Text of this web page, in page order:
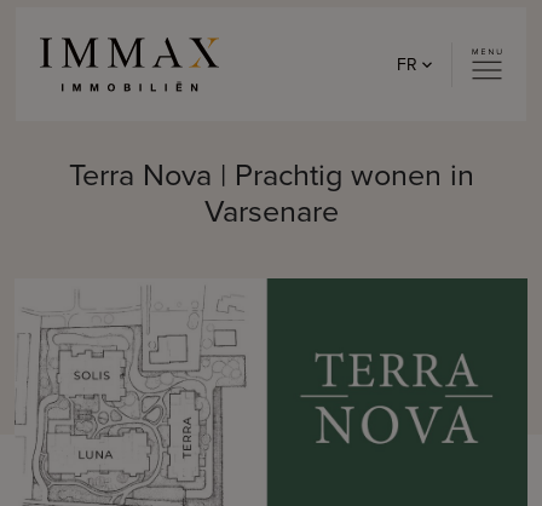
FR
Terra Nova | Prachtig wonen in
Varsenare